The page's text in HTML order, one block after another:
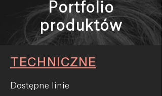
Portfolio
produktów
TECHNICZNE
Dostępne linie